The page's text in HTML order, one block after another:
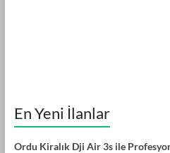
En Yeni İlanlar
Ordu Kiralık Dji Air 3s ile